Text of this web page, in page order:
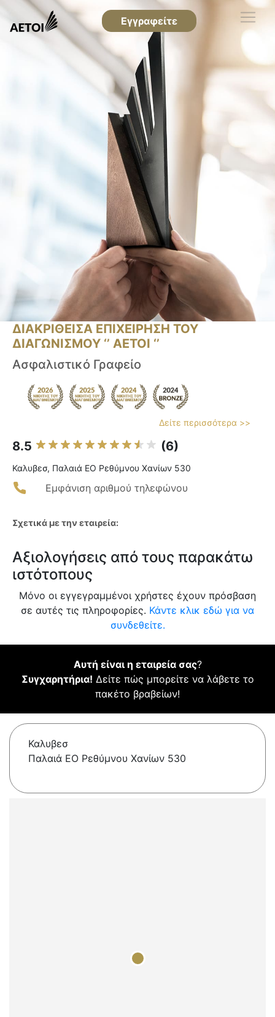
Εγγραφείτε
ΔΙΑΚΡΙΘΕΙΣΑ ΕΠΙΧΕΙΡΗΣΗ ΤΟΥ
ΔΙΑΓΩΝΙΣΜΟΥ ‘’ ΑΕΤΟΙ ‘’
Ασφαλιστικό Γραφείο
Δείτε περισσότερα >>
8.5 (6)
Καλυβεσ, Παλαιά ΕΟ Ρεθύμνου Χανίων 530
Εμφάνιση αριθμού τηλεφώνου
Σχετικά με την εταιρεία:
Αξιολογήσεις από τους παρακάτω
ιστότοπους
Μόνο οι εγγεγραμμένοι χρήστες έχουν πρόσβαση
σε αυτές τις πληροφορίες. Κάντε κλικ εδώ για να
συνδεθείτε.
Αυτή είναι η εταιρεία σας?
Συγχαρητήρια! Δείτε πώς μπορείτε να λάβετε το
πακέτο βραβείων!
Καλυβεσ
Παλαιά ΕΟ Ρεθύμνου Χανίων 530